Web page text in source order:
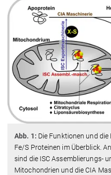
Abb. 1: Die Funktionen und
Fe/S Proteinen im Überblick.
sind die ISC Assemblierungs-
Mitochondrien und die CIA